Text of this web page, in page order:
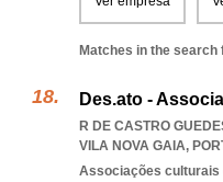
Matches in the search
Des.ato -
R DE CASTRO
VILA NOVA GAIA,
Associações culturais